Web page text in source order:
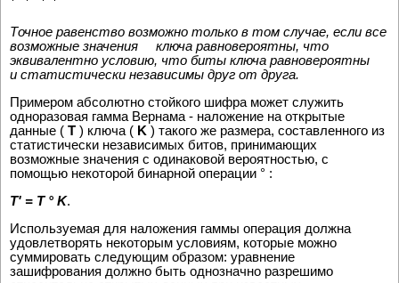
Точное равенство возможно только в том случае, если все
возможные значения ключа равновероятны, что
эквивалентно условию, что биты ключа равновероятны
и статистически независимы друг от друга.
Примером абсолютно стойкого шифра может служить
одноразовая гамма Вернама - наложение на открытые
данные ( T ) ключа ( K ) такого же размера, составленного из
статистически независимых битов, принимающих
возможные значения с одинаковой вероятностью, с
помощью некоторой бинарной операции ° :
T' = T ° K.
Используемая для наложения гаммы операция должна
удовлетворять некоторым условиям, которые можно
суммировать следующим образом: уравнение
зашифрования должно быть однозначно разрешимо